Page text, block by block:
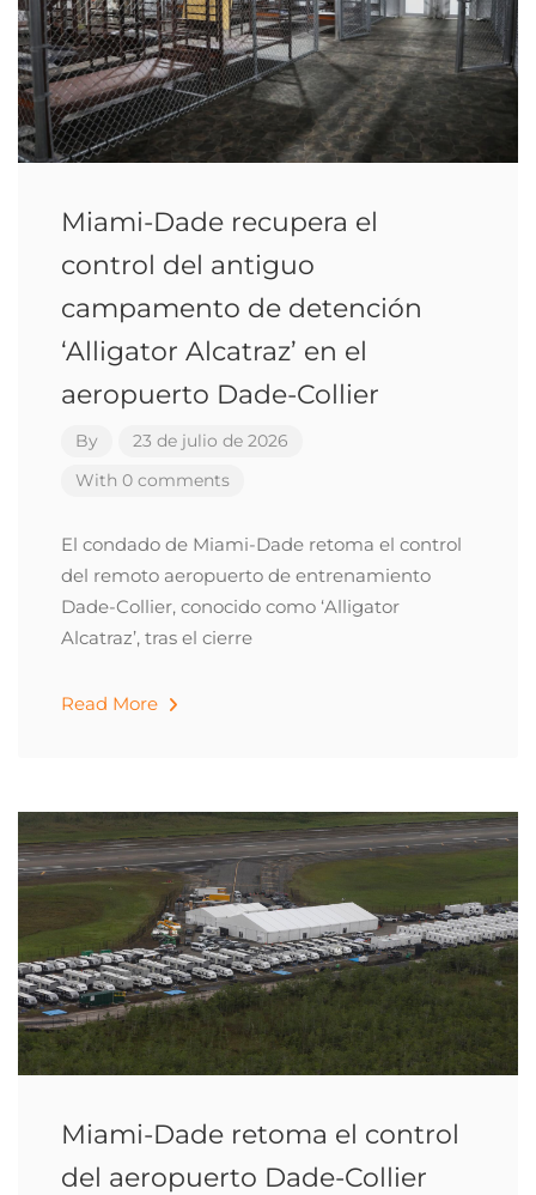
Miami-Dade recupera el
control del antiguo
campamento de detención
‘Alligator Alcatraz’ en el
aeropuerto Dade-Collier
By
23 de julio de 2026
With 0 comments
El condado de Miami-Dade retoma el control
del remoto aeropuerto de entrenamiento
Dade-Collier, conocido como ‘Alligator
Alcatraz’, tras el cierre
Read More
Miami-Dade retoma el control
del aeropuerto Dade-Collier